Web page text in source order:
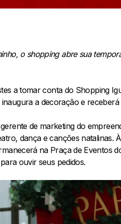
o shopping abre sua
a tomar conta do Shopping
a decoração e
de marketing do
dança e canções natalinas.
na Praça de Eventos
ouvir seus pedidos.